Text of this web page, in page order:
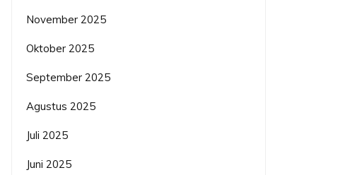
November 2025
Oktober 2025
September 2025
Agustus 2025
Juli 2025
Juni 2025